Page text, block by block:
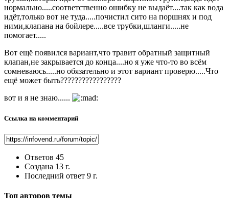
нормально.....соответственно ошибку не выдаёт....так как вода
идёт,только вот не туда.....почистил сито на поршнях и под
ними,клапана на бойлере.....все трубки,шланги.....не
помогает.....
Вот ещё появился вариант,что травит обратный защитный
клапан,не закрывается до конца....но я уже что-то во всём
сомневаюсь.....но обязательно и этот вариант проверю.....Что
ещё может быть?????????????????
вот и я не знаю......
Ссылка на комментарий
Ответов 45
Создана 13 г.
Последний ответ 9 г.
Топ авторов темы